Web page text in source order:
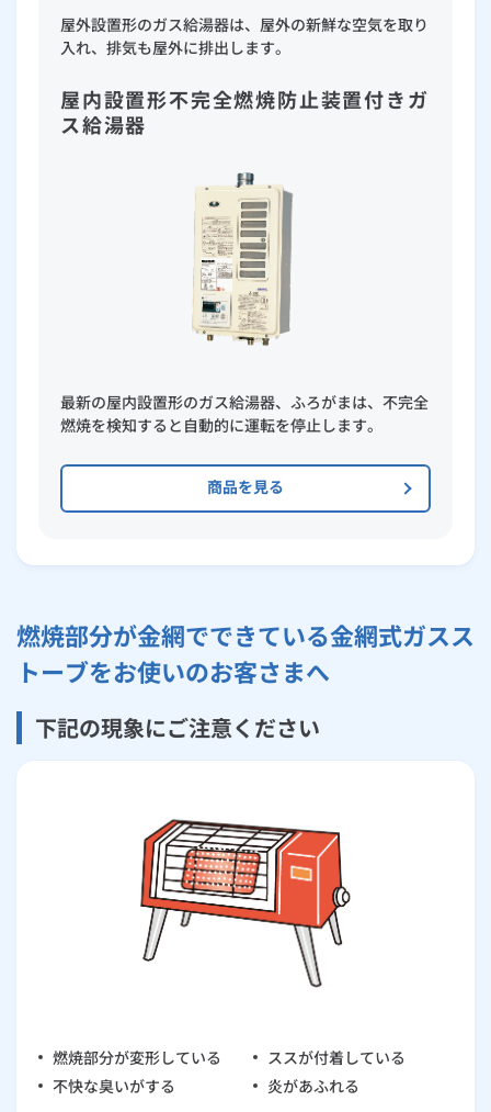
屋外設置形のガス給湯器は、屋外の新鮮な空気を取り
入れ、排気も屋外に排出します。
屋内設置形不完全燃焼防止装置付きガ
ス給湯器
最新の屋内設置形のガス給湯器、ふろがまは、不完全
燃焼を検知すると自動的に運転を停止します。
商品を見る
燃焼部分が金網でできている金網式ガスス
トーブをお使いのお客さまへ
下記の現象にご注意ください
燃焼部分が変形している
不快な臭いがする
ススが付着している
炎があふれる